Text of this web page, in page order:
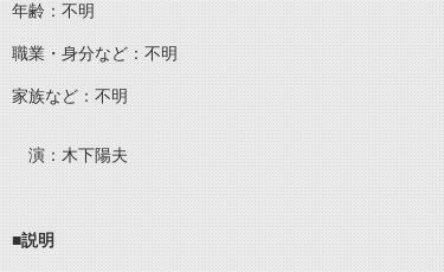
年齢：不明
職業・身分など：不明
家族など：不明
演：木下陽夫
■説明